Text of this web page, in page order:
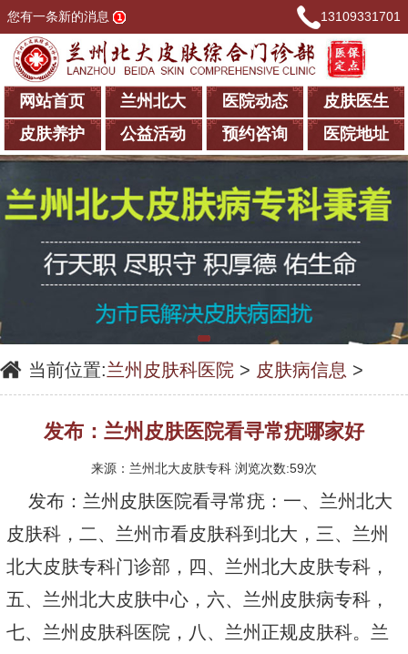
您有一条新的消息 13109331701
网站首页 兰州北大 医院动态
皮肤医生
皮肤养护
公益活动 预约咨询 医院地址
当前位置:兰州皮肤科医院> 皮肤病信息 >
发布：兰州皮肤医院看寻常疣哪家好
来源：兰州北大皮肤专科 浏览次数:59次
发布：兰州皮肤医院看寻常疣：一、兰州北大
皮肤科，二、兰州市看皮肤科到北大，三、兰州
北大皮肤专科门诊部，四、兰州北大皮肤专科，
五、兰州北大皮肤中心，六、兰州皮肤病专科，
七、兰州皮肤科医院，八、兰州正规皮肤科。兰